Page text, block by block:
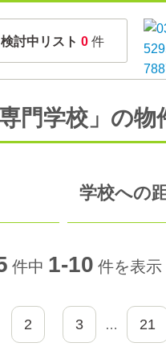
検討中リスト 0 件
門学校」の物
学校への
件中 1-10 件を表示
2 3 … 21